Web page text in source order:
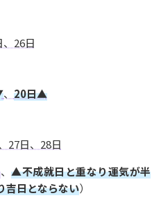
26日
、 20日▲
27日、28日
、▲不成就日と重なり運気が半
吉日とならない）